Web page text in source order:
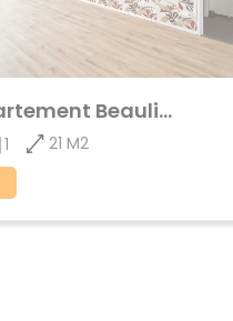
Achat Appartement Beaulieu
1 21 M2